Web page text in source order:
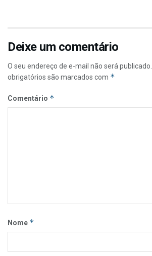
Deixe um comentário
O seu endereço de e-mail não será publicado.
obrigatórios são marcados com *
Comentário *
Nome *